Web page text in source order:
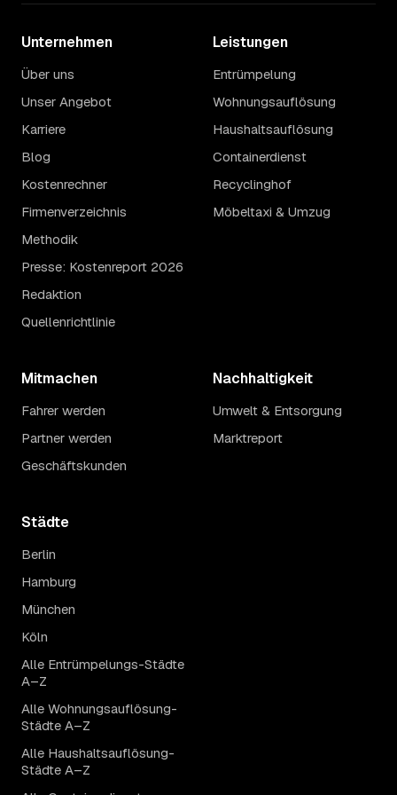
Unternehmen
Über uns
Unser Angebot
Karriere
Blog
Kostenrechner
Firmenverzeichnis
Methodik
Presse: Kostenreport 2026
Redaktion
Quellenrichtlinie
Leistungen
Entrümpelung
Wohnungsauflösung
Haushaltsauflösung
Containerdienst
Recyclinghof
Möbeltaxi & Umzug
Mitmachen
Fahrer werden
Partner werden
Geschäftskunden
Nachhaltigkeit
Umwelt & Entsorgung
Marktreport
Städte
Berlin
Hamburg
München
Köln
Alle Entrümpelungs-Städte
A–Z
Alle Wohnungsauflösung-
Städte A–Z
Alle Haushaltsauflösung-
Städte A–Z